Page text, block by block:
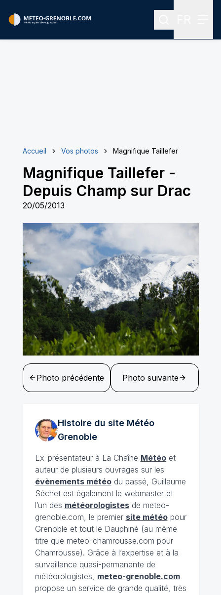
Rechercher
Accueil Vos photos Magnifique Taillefer
Magnifique Taillefer-
Depuis Champ sur Drac
20/05/2013
Photo précédente Photo suivante
Histoire du site Météo
Grenoble
Ex-présentateur à La Chaîne Météoet
auteur de plusieurs ouvrages sur les
évènements météodu passé, Guillaume
Séchet est également le webmaster et
l’un des météorologistesde meteo-
grenoble.com, le premier site météopour
Grenoble et tout le Dauphiné (au même
titre que meteo-chamrousse.com pour
Chamrousse). Grâce à l’expertise et à la
surveillance quasi-permanente de
météorologistes, meteo-grenoble.com
propose un service de grande qualité, très